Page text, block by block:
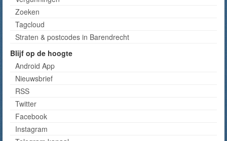
Zoeken
Tagcloud
Straten & postcodes in Barendrecht
Blijf op de hoogte
Android App
Nieuwsbrief
RSS
Twitter
Facebook
Instagram